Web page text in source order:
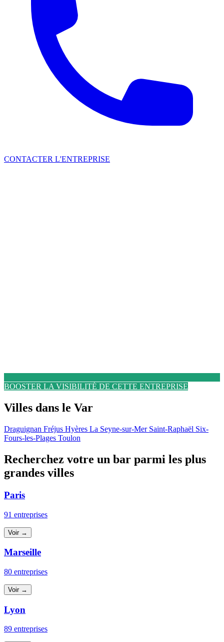
CONTACTER L'ENTREPRISE
BOOSTER LA VISIBILITÉ DE CETTE ENTREPRISE
Villes dans le Var
Draguignan Fréjus Hyères La Seyne-sur-Mer Saint-Raphaël Six-
Fours-les-Plages Toulon
Recherchez votre un bar parmi les plus
grandes villes
Paris
91 entreprises
Voir →
Marseille
80 entreprises
Voir →
Lyon
89 entreprises